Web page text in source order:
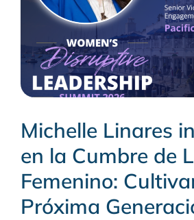
Michelle Linares
en la Cumbre de
Femenino:
Próxima